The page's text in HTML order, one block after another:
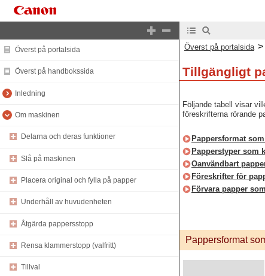
Överst på portalsida
Överst på handbokssida
Inledning
Om maskinen
Delarna och deras funktioner
Slå på maskinen
Placera original och fylla på papper
Underhåll av huvudenheten
Åtgärda pappersstopp
Rensa klammerstopp (valfritt)
Tillval
Överst på portalsida >
Tillgängligt
Följande tabell visar
föreskrifterna rörande
Pappersformat
Papperstyper som
Oanvändbart
Föreskrifter för
Förvara papper
Pappersformat